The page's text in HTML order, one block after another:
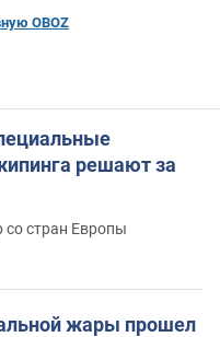
OBOZ
решают за
со стран Европы
жары прошел